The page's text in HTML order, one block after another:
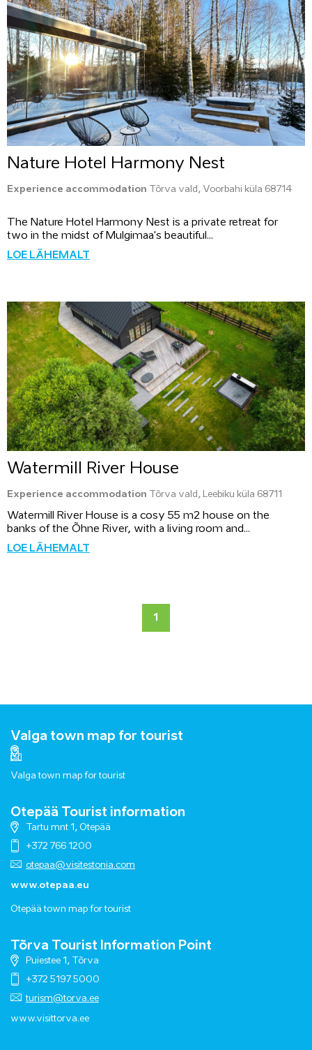
Nature Hotel Harmony Nest
Experience accommodation Tõrva vald, Voorbahi küla 68714
The Nature Hotel Harmony Nest is a private retreat for
two in the midst of Mulgimaa's beautiful...
LOE LÄHEMALT
Watermill River House
Experience accommodation Tõrva vald, Leebiku küla 68711
Watermill River House is a cosy 55 m2 house on the
banks of the Õhne River, with a living room and...
LOE LÄHEMALT
1
Valga town map for tourist
Valga town map for tourist
Otepää Tourist information
Tartu mnt 1, Otepää
+372 766 1200
otepaa@visitestonia.com
www.otepaa.eu
Otepää town map for tourist
Tõrva Tourist Information Point
Puiestee 1, Tõrva
+372 5197 5000
turism@torva.ee
www.visittorva.ee